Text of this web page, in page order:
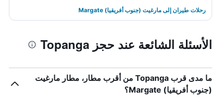
رحلات طيران إلى مارغيت (جنوب أفريقيا) Margate
الأسئلة الشائعة عند حجز Topanga
ما مدى قرب Topanga من أقرب مطار، مطار مارغيت
(جنوب أفريقيا) Margate؟